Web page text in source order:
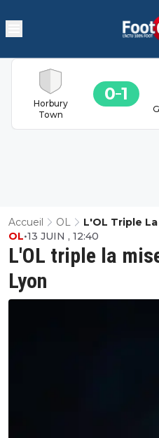
Horbury
Town
0 1
Accueil OL L'OL Triple
L'OL triple la
Lyon
OL•13 JUIN , 12:40